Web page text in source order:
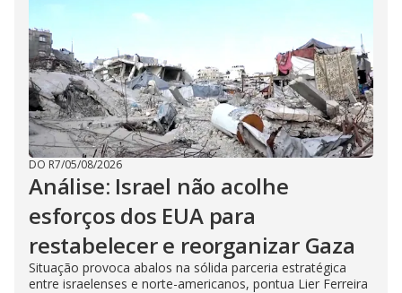
DO R7/05/08/2026
Análise: Israel não acolhe
esforços dos EUA para
restabelecer e reorganizar Gaza
Situação provoca abalos na sólida parceria estratégica
entre israelenses e norte-americanos, pontua Lier Ferreira